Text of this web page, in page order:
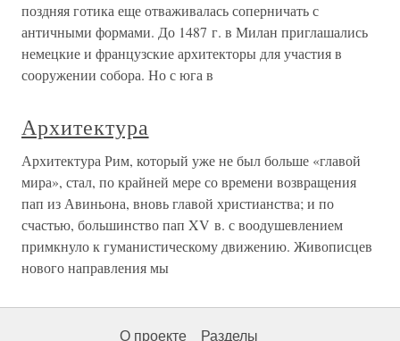
поздняя готика еще отваживалась соперничать с
античными формами. До 1487 г. в Милан приглашались
немецкие и французские архитекторы для участия в
сооружении собора. Но с юга в
Архитектура
Архитектура Рим, который уже не был больше «главой
мира», стал, по крайней мере со времени возвращения
пап из Авиньона, вновь главой христианства; и по
счастью, большинство пап XV в. с воодушевлением
примкнуло к гуманистическому движению. Живописцев
нового направления мы
О проекте Разделы